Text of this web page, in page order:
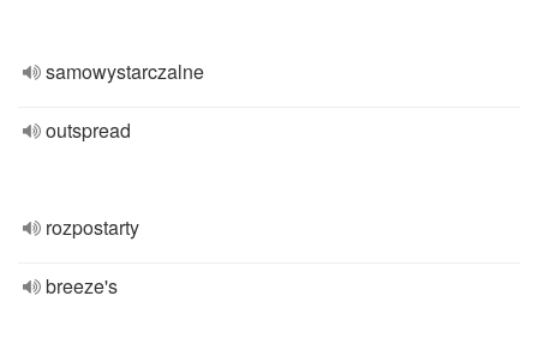
samowystarczalne
outspread
rozpostarty
breeze's